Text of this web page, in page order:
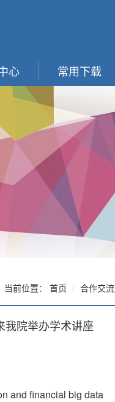
心 常用下载
当前位置： 首页 合作交流
我院举办学术讲座
and financial big data